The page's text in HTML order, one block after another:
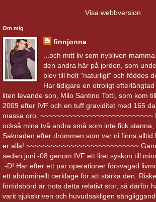
Visa webbversion
Om mig
finnjonna
...och mitt liv som nybliven
den andra här på jorden, som
blev till helt "naturligt" och föddes
Har tidigare en otroligt
liten levande son, Milo Santino Totti, som kom
2009 efter IVF och en tuff graviditet med 165
massa oro.
också mina två andra små som inte fick stanna,
Saknaden efter drömmen som var ni finns alltid
er alla! ~~~~~~~~~~~~~~~~~~~~~~~~~~~~
sedan juni -08 genom IVF ett litet syskon till
:-D! Har efter ett par operationer försvagad
ett abdominellt cerklage för att stärka den.
förtidsbörd är trots detta relativt stor, så därför
varit sjukskriven och huvudsakligen